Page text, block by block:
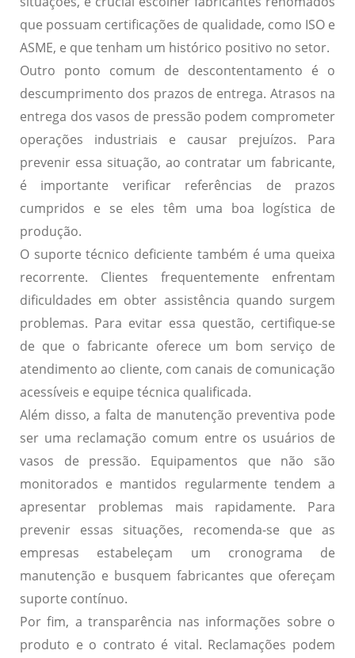
que possuam certificações de qualidade, como ISO e
ASME, e que tenham um histórico positivo no setor.
Outro ponto comum de descontentamento é o
descumprimento dos prazos de entrega. Atrasos na
entrega dos vasos de pressão podem comprometer
operações industriais e causar prejuízos. Para
prevenir essa situação, ao contratar um fabricante,
é importante verificar referências de prazos
cumpridos e se eles têm uma boa logística de
produção.
O suporte técnico deficiente também é uma queixa
recorrente. Clientes frequentemente enfrentam
dificuldades em obter assistência quando surgem
problemas. Para evitar essa questão, certifique-se
de que o fabricante oferece um bom serviço de
atendimento ao cliente, com canais de comunicação
acessíveis e equipe técnica qualificada.
Além disso, afalta de manutenção preventiva pode
ser uma reclamação comum entre os usuários de
vasos de pressão. Equipamentos que não são
monitorados e mantidos regularmente tendem a
apresentar problemas mais rapidamente. Para
prevenir essas situações, recomenda-se que as
empresas estabeleçam um cronograma de
manutenção e busquem fabricantes que ofereçam
suporte contínuo.
Por fim, atransparência nas informações sobre o
produto e o contrato é vital. Reclamações podem